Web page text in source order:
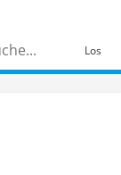
Los